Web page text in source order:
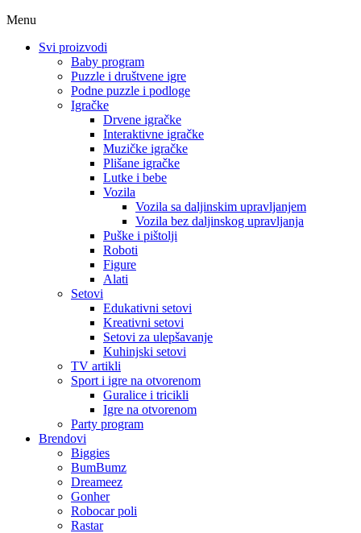
Menu
Svi proizvodi
Baby program
Puzzle i društvene igre
Podne puzzle i podloge
Igračke
Drvene igračke
Interaktivne igračke
Muzičke igračke
Plišane igračke
Lutke i bebe
Vozila
Vozila sa daljinskim upravljanjem
Vozila bez daljinskog upravljanja
Puške i pištolji
Roboti
Figure
Alati
Setovi
Edukativni setovi
Kreativni setovi
Setovi za ulepšavanje
Kuhinjski setovi
TV artikli
Sport i igre na otvorenom
Guralice i tricikli
Igre na otvorenom
Party program
Brendovi
Biggies
BumBumz
Dreameez
Gonher
Robocar poli
Rastar